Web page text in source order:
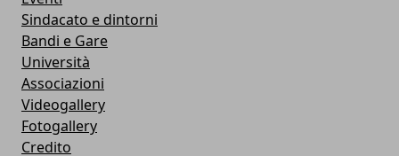
Sindacato e dintorni
Bandi e Gare
Università
Associazioni
Videogallery
Fotogallery
Credito